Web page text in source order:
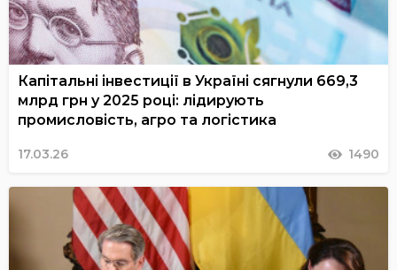
Капітальні інвестиції в Україні сягнули 669,3
млрд грн у 2025 році: лідирують
промисловість, агро та логістика
17.03.26 1490